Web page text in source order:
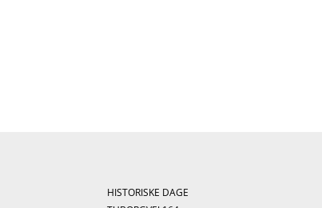
HISTORISKE DAGE